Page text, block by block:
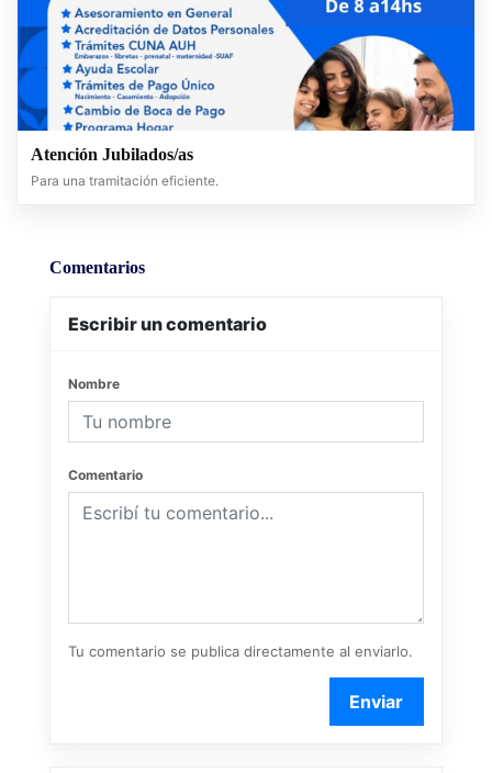
Atención Jubilados/as
Para una tramitación eficiente.
Comentarios
Escribir un comentario
Nombre
Comentario
Tu comentario se publica directamente al enviarlo.
Enviar